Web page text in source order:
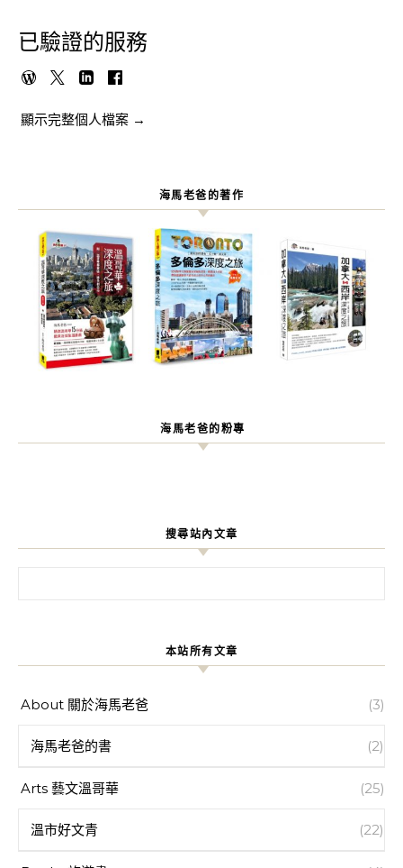
已驗證的服務
顯示完整個人檔案 →
海馬老爸的著作
海馬老爸的粉專
搜尋站內文章
本站所有文章
About 關於海馬老爸 (3)
海馬老爸的書 (2)
Arts 藝文溫哥華 (25)
溫市好文青 (22)